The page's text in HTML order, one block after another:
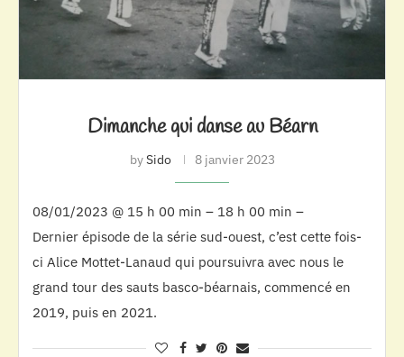
Dimanche qui danse au Béarn
bySido 8 janvier 2023
08/01/2023 @ 15 h 00 min – 18 h 00 min –
Dernier épisode de la série sud-ouest, c’est cette fois-
ci Alice Mottet-Lanaud qui poursuivra avec nous le
grand tour des sauts basco-béarnais, commencé en
2019, puis en 2021.